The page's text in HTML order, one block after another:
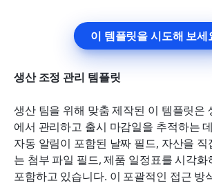
이 템플릿을 시도해 보세
생산 조정 관리 템플릿
생산 팀을 위해 맞춤 제작된 이 템플릿은
에서 관리하고 출시 마감일을 추적하는
자동 알림이 포함된 날짜 필드, 자산을 직
는 첨부 파일 필드, 제품 일정표를 시각
포함하고 있습니다. 이 포괄적인 접근 방